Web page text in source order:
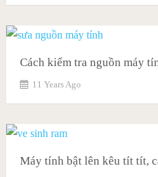
Cách kiểm tra nguồn máy
11 Years Ago
Máy tính bật lên kêu tít tít,